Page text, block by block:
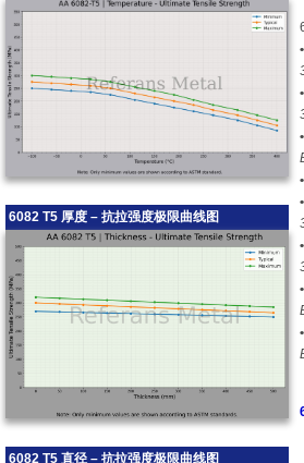
6082 T5 厚度 – 抗拉强度极限曲线图
6082 T5 直径 – 抗拉强度极限曲线图